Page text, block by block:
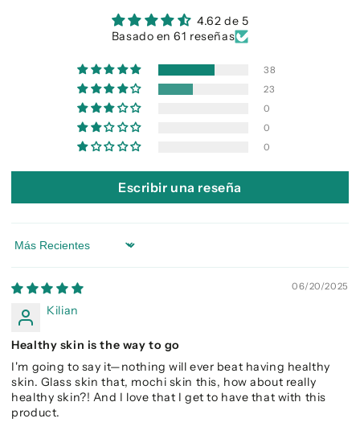
4.62 de 5
Basado en 61 reseñas
38
23
0
0
0
Escribir una reseña
Sort by
06/20/2025
Kilian
Healthy skin is the way to go
I'm going to say it—nothing will ever beat having healthy
skin. Glass skin that, mochi skin this, how about really
healthy skin?! And I love that I get to have that with this
product.